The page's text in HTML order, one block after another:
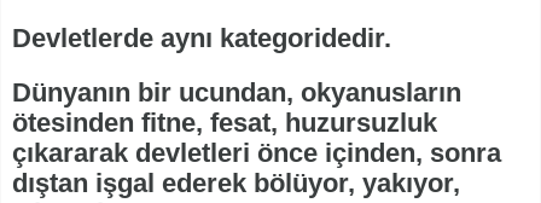
Devletlerde aynı kategoridedir.
Dünyanın bir ucundan, okyanusların
ötesinden fitne, fesat, huzursuzluk
çıkararak devletleri önce içinden, sonra
dıştan işgal ederek bölüyor, yakıyor,